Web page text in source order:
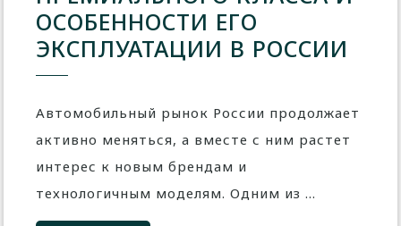
ОСОБЕННОСТИ ЕГО
ЭКСПЛУАТАЦИИ В РОССИИ
Автомобильный рынок России продолжает
активно меняться, а вместе с ним растет
интерес к новым брендам и
технологичным моделям. Одним из ...